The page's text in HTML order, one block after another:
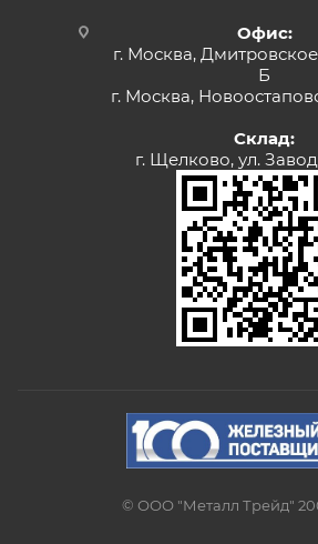
Офис:
г. Москва,
Б
г. Москва,
Склад:
г. Щелково, ул.
© ООО "Металл Трейд"